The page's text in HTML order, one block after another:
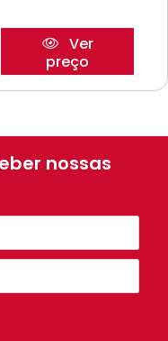
Ver
preço
nossas